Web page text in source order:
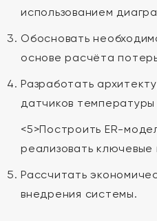
использованием
Обосновать
основе расчёта
Разработать
датчиков температуры
<5>Построить ER-
реализовать
Рассчитать
внедрения системы.